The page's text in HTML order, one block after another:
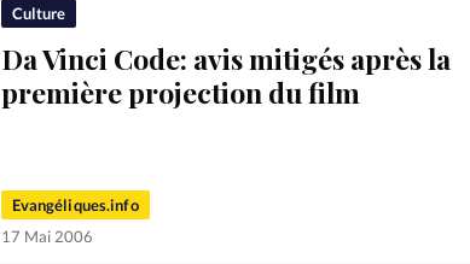
Culture
Da Vinci Code: avis mitigés après la
première projection du film
Evangéliques.info
17 Mai 2006